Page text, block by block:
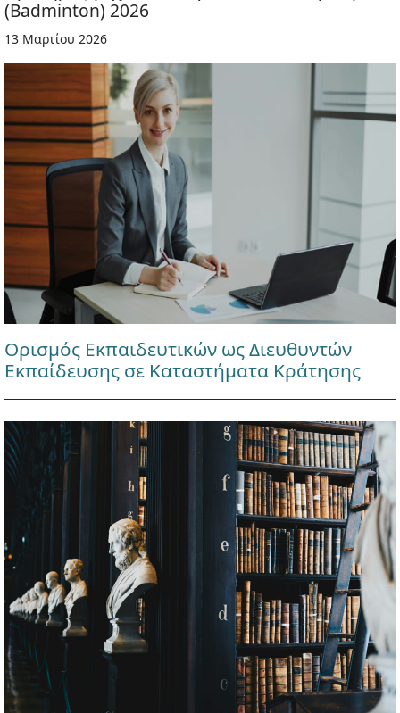
(Badminton) 2026
13 Μαρτίου 2026
Ορισμός Εκπαιδευτικών ως Διευθυντών
Εκπαίδευσης σε Καταστήματα Κράτησης